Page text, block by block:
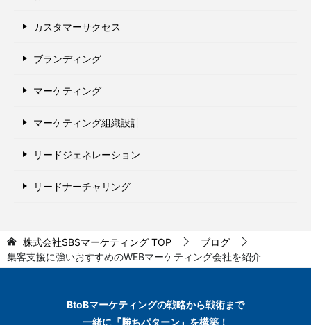
カスタマーサクセス
ブランディング
マーケティング
マーケティング組織設計
リードジェネレーション
リードナーチャリング
株式会社SBSマーケティング TOP
ブログ
集客支援に強いおすすめのWEBマーケティング会社を紹介
BtoBマーケティングの戦略から戦術まで
一緒に『勝ちパターン』を構築！